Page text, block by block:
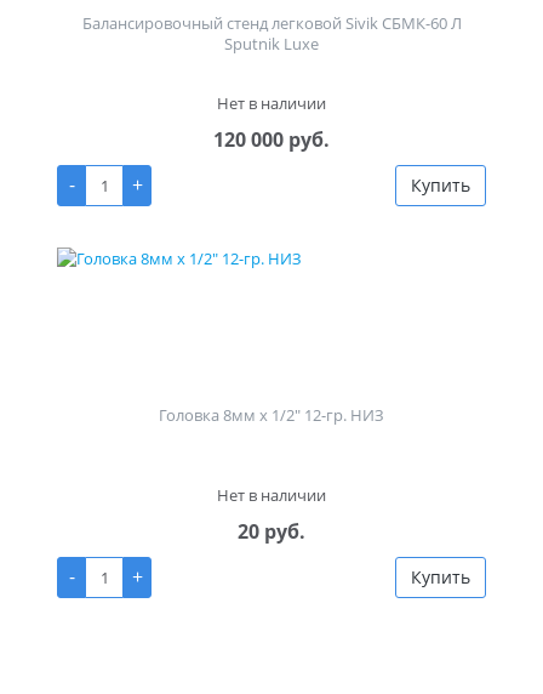
Балансировочный стенд легковой Sivik СБМК-60 Л
Sputnik Luxe
Нет в наличии
120 000 руб.
-
+ Купить
Головка 8мм х 1/2" 12-гр. НИЗ
Нет в наличии
20 руб.
-
+ Купить